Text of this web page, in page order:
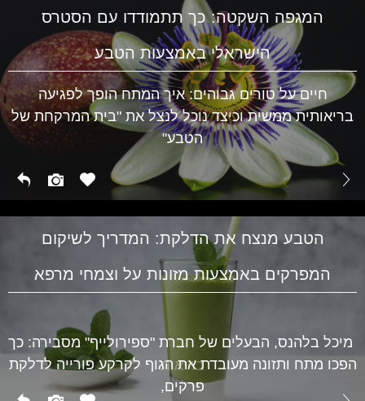
המגפה השקטה: כך תתמודדו עם הסטרס
הישראלי באמצעות הטבע
חיים על טורים גבוהים: איך המתח הופך לפגיעה
בריאותית ממשית וכיצד נוכל לנצל את "בית המרקחת של
הטבע"
הטבע מנצח את הדלקת: המדריך לשיקום
המפרקים באמצעות מזונות על וצמחי מרפא
בריאות
מיכל בלהנס, הבעלים של חברת "ספירולייף" מסבירה: כך
הפכו מתח ותזונה מעובדת את הגוף לקרקע פורייה לדלקת
פרקים,